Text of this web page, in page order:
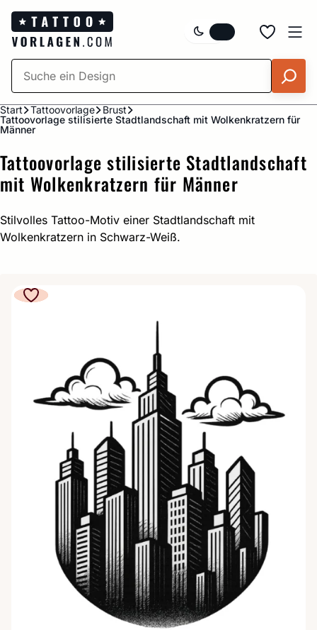
Zum
Inhalt
springen
Start Tattoovorlage
Brust
Tattoovorlage stilisierte Stadtlandschaft mit Wolkenkratzern für
Männer
Tattoovorlage stilisierte Stadtlandschaft
mit Wolkenkratzern für Männer
Stilvolles Tattoo-Motiv einer Stadtlandschaft mit
Wolkenkratzern in Schwarz-Weiß.